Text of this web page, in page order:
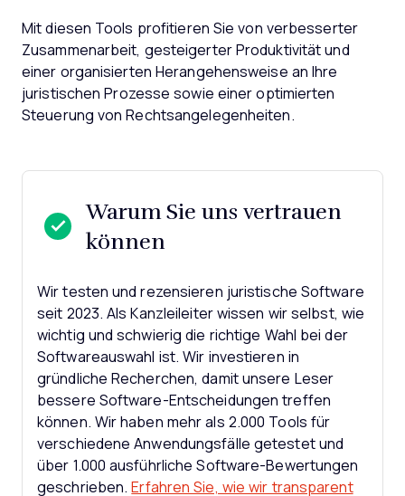
Mit diesen Tools profitieren Sie von verbesserter
Zusammenarbeit, gesteigerter Produktivität und
einer organisierten Herangehensweise an Ihre
juristischen Prozesse sowie einer optimierten
Steuerung von Rechtsangelegenheiten.
Warum Sie uns vertrauen
können
Wir testen und rezensieren juristische Software
seit 2023. Als Kanzleileiter wissen wir selbst, wie
wichtig und schwierig die richtige Wahl bei der
Softwareauswahl ist. Wir investieren in
gründliche Recherchen, damit unsere Leser
bessere Software-Entscheidungen treffen
können. Wir haben mehr als 2.000 Tools für
verschiedene Anwendungsfälle getestet und
über 1.000 ausführliche Software-Bewertungen
geschrieben. Erfahren Sie, wie wir transparent